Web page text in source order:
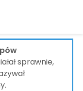
sprawnie,